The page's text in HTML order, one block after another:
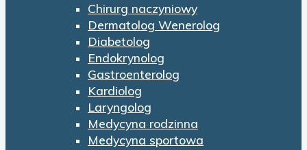
Chirurg naczyniowy
Dermatolog Wenerolog
Diabetolog
Endokrynolog
Gastroenterolog
Kardiolog
Laryngolog
Medycyna rodzinna
Medycyna sportowa